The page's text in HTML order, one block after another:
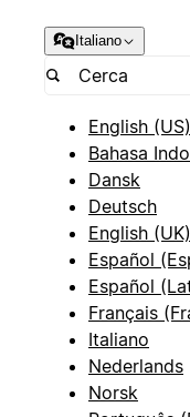
Italiano
English (US)
Bahasa
Dansk
Deutsch
English (UK)
Español
Español
Français
Italiano
Nederlands
Norsk